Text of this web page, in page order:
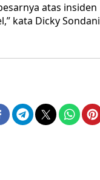
atas insiden
kata Dicky Sondani